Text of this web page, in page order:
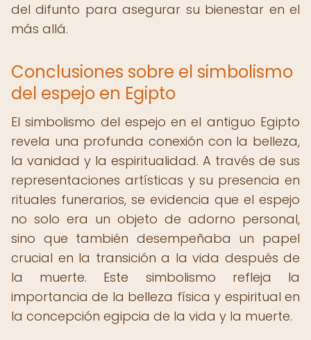
del difunto para asegurar su bienestar en el
más allá.
Conclusiones sobre el simbolismo
del espejo en Egipto
El simbolismo del espejo en el antiguo Egipto
revela una profunda conexión con la belleza,
la vanidad y la espiritualidad. A través de sus
representaciones artísticas y su presencia en
rituales funerarios, se evidencia que el espejo
no solo era un objeto de adorno personal,
sino que también desempeñaba un papel
crucial en la transición a la vida después de
la muerte. Este simbolismo refleja la
importancia de la belleza física y espiritual en
la concepción egipcia de la vida y la muerte.